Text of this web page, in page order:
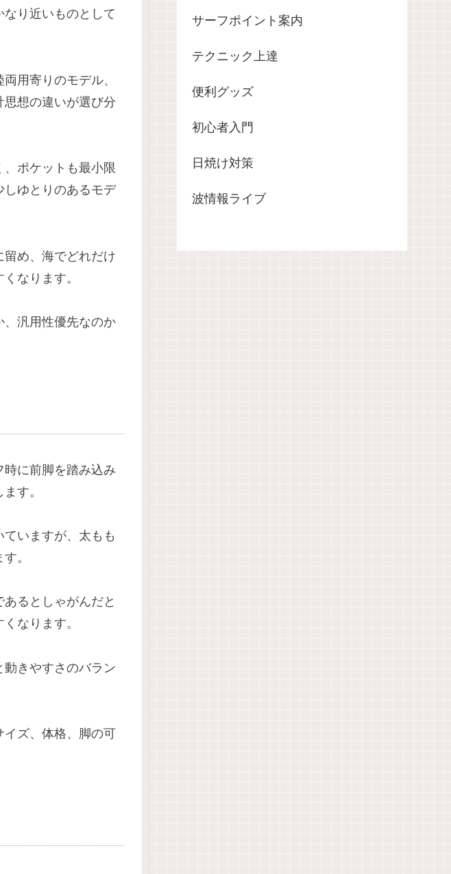
り近いものとして
用寄りのモデル、
想の違いが選び分
ポケットも最小限
ゆとりのあるモデ
め、海でどれだけ
なります。
汎用性優先なのか
に前脚を踏み込み
す。
いますが、太もも
。
るとしゃがんだと
なります。
きやすさのバラン
イズ、体格、脚の可
サーフポイント案内
テクニック上達
便利グッズ
初心者入門
日焼け対策
波情報ライブ